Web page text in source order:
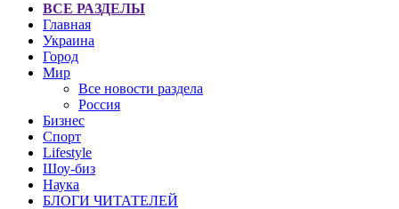
ВСЕ РАЗДЕЛЫ
Главная
Украина
Город
Мир
Все новости раздела
Россия
Бизнес
Спорт
Lifestyle
Шоу-биз
Наука
БЛОГИ ЧИТАТЕЛЕЙ